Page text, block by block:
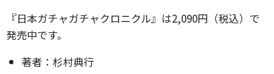
『日本ガチャガチャクロニクル』は2,090円（税込）で
発売中です。
著者：杉村典行